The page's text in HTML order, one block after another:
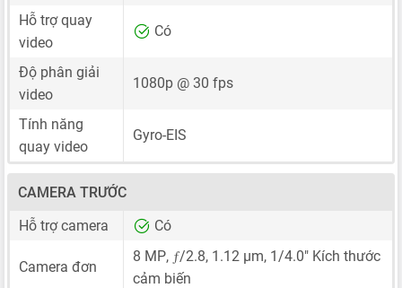
Hỗ trợ quay
video
Có
Độ phân giải
video
1080p @ 30 fps
Tính năng
quay video
Gyro-EIS
CAMERA TRƯỚC
Hỗ trợ camera
Có
Camera đơn
8 MP, ƒ/2.8, 1.12 μm, 1/4.0" Kích thước
cảm biến